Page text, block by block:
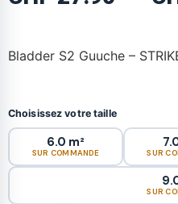
Bladder S2 Guuche –
Choisissez votre taille
6.0 m²
SUR COMMANDE SUR
SUR